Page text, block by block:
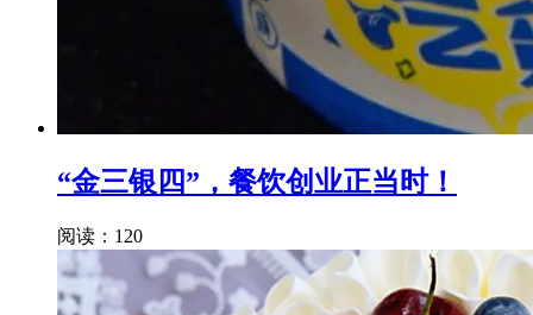
“金三银四”，餐饮创业正当时！
阅读：120